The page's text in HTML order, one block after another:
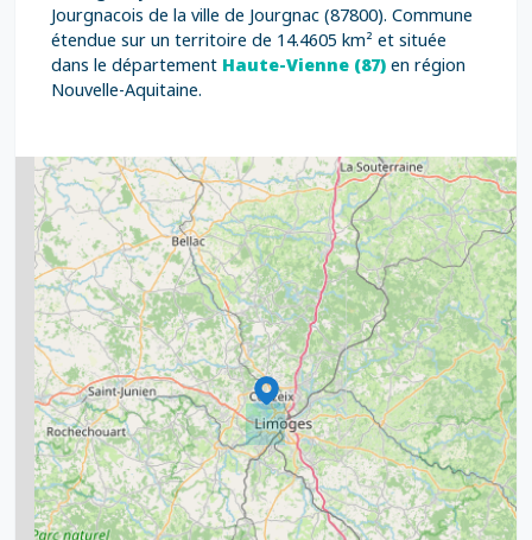
Jourgnacois de la ville de Jourgnac (87800). Commune
étendue sur un territoire de 14.4605 km² et située
dans le département Haute-Vienne (87) en région
Nouvelle-Aquitaine.
2
9
11
8
7
6
20
2
9
8
5
11
15
7